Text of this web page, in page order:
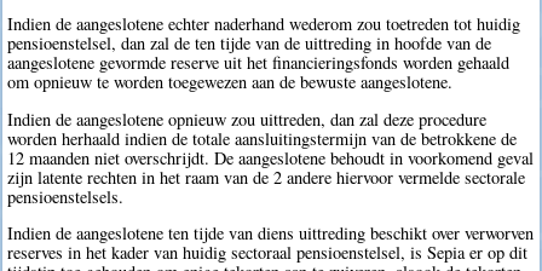
Indien de aangeslotene echter naderhand wederom zou toetreden tot huidig
pensioenstelsel, dan zal de ten tijde van de uittreding in hoofde van de
aangeslotene gevormde reserve uit het financieringsfonds worden gehaald
om opnieuw te worden toegewezen aan de bewuste aangeslotene.
Indien de aangeslotene opnieuw zou uittreden, dan zal deze procedure
worden herhaald indien de totale aansluitingstermijn van de betrokkene de
12 maanden niet overschrijdt. De aangeslotene behoudt in voorkomend geval
zijn latente rechten in het raam van de 2 andere hiervoor vermelde sectorale
pensioenstelsels.
Indien de aangeslotene ten tijde van diens uittreding beschikt over verworven
reserves in het kader van huidig sectoraal pensioenstelsel, is Sepia er op dit